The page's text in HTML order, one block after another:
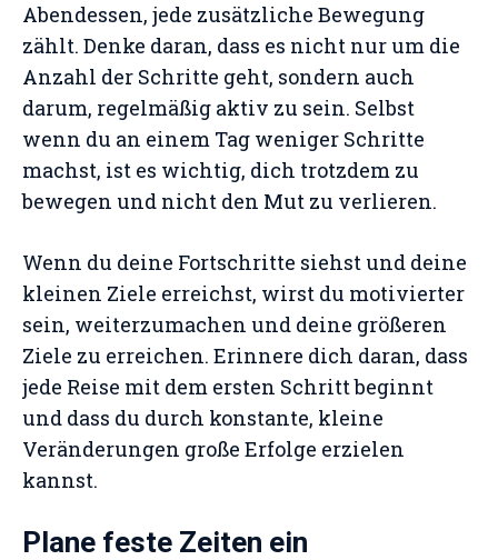
Abendessen, jede zusätzliche Bewegung
zählt. Denke daran, dass es nicht nur um die
Anzahl der Schritte geht, sondern auch
darum, regelmäßig aktiv zu sein. Selbst
wenn du an einem Tag weniger Schritte
machst, ist es wichtig, dich trotzdem zu
bewegen und nicht den Mut zu verlieren.
Wenn du deine Fortschritte siehst und deine
kleinen Ziele erreichst, wirst du motivierter
sein, weiterzumachen und deine größeren
Ziele zu erreichen. Erinnere dich daran, dass
jede Reise mit dem ersten Schritt beginnt
und dass du durch konstante, kleine
Veränderungen große Erfolge erzielen
kannst.
Plane feste Zeiten ein